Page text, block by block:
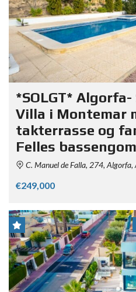
*SOLGT*
Villa i Montemar
takterrasse og
Felles
C. Manuel de Falla, 274, Algorfa,
€249,000